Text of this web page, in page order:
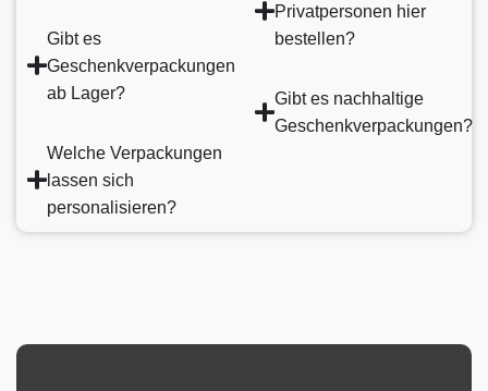
Gibt es
Geschenkverpackungen
ab Lager?
Welche Verpackungen
lassen sich
personalisieren?
Privatpersonen hier
bestellen?
Gibt es nachhaltige
Geschenkverpackungen?